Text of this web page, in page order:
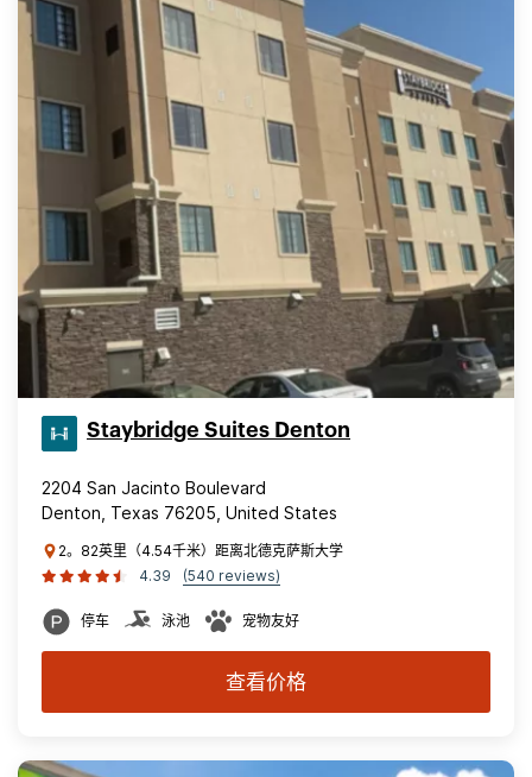
Staybridge Suites Denton
2204 San Jacinto Boulevard
Denton, Texas 76205, United States
2。82英里（4.54千米）距离北德克萨斯大学
4.39
(540 reviews)
停车 泳池 宠物友好
查看价格